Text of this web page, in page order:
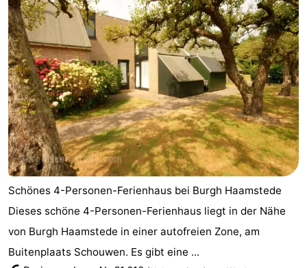
Schönes 4-Personen-Ferienhaus bei Burgh Haamstede
Dieses schöne 4-Personen-Ferienhaus liegt in der Nähe
von Burgh Haamstede in einer autofreien Zone, am
Buitenplaats Schouwen. Es gibt eine ...